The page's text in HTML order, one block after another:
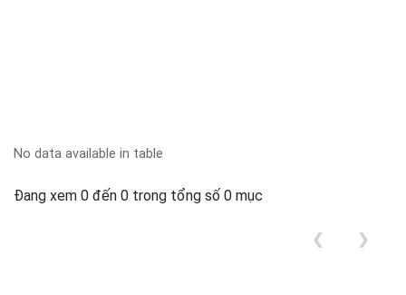
No data available in table
Đang xem 0 đến 0 trong tổng số 0 mục
❮ ❯